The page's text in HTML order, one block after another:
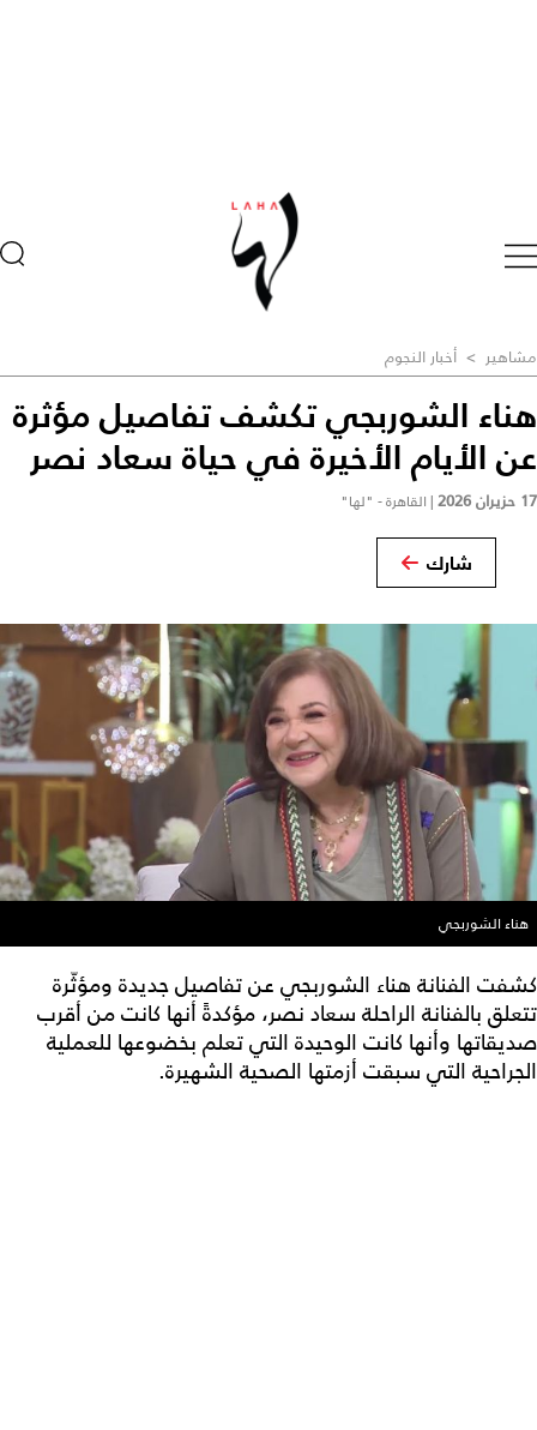
مشاهير > أخبار النجوم
هناء الشوربجي تكشف تفاصيل مؤثرة
عن الأيام الأخيرة في حياة سعاد نصر
17 حزيران 2026 | القاهرة - "لها"
شارك
هناء الشوربجي
كشفت الفنانة هناء الشوربجي عن تفاصيل جديدة ومؤثّرة
تتعلق بالفنانة الراحلة سعاد نصر، مؤكدةً أنها كانت من أقرب
صديقاتها وأنها كانت الوحيدة التي تعلم بخضوعها للعملية
الجراحية التي سبقت أزمتها الصحية الشهيرة.